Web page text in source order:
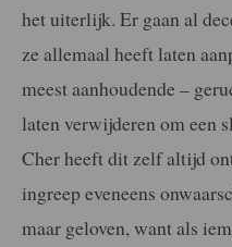
het uiterlijk. Er gaan al
ze allemaal heeft laten
meest aanhoudende –
laten verwijderen om een
Cher heeft dit zelf altijd
ingreep eveneens
maar geloven, want als